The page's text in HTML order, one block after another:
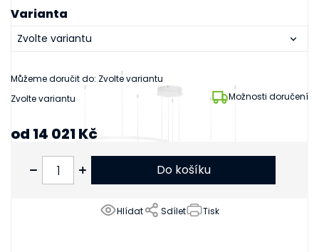
Zvolte variantu Možnosti doručení
Varianta
Můžeme doručit do: Zvolte variantu
Tisk
Hlídat Sdílet
od 14 021 Kč
Do košíku